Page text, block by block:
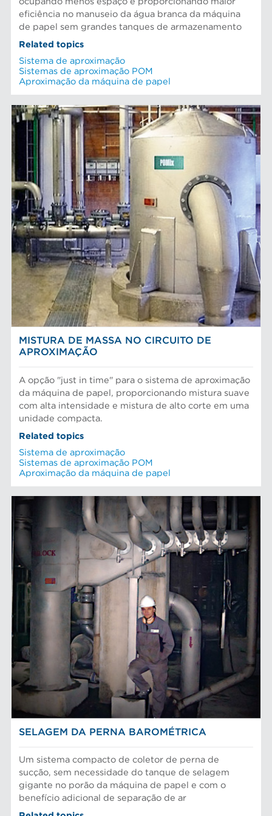
eficiência no manuseio da água branca da máquina
de papel sem grandes tanques de armazenamento
Related topics
Sistema de aproximação
Sistemas de aproximação POM
Aproximação da máquina de papel
MISTURA DE MASSA NO CIRCUITO DE
APROXIMAÇÃO
A opção "just in time" para o sistema de aproximação
da máquina de papel, proporcionando mistura suave
com alta intensidade e mistura de alto corte em uma
unidade compacta.
Related topics
Sistema de aproximação
Sistemas de aproximação POM
Aproximação da máquina de papel
SELAGEM DA PERNA BAROMÉTRICA
Um sistema compacto de coletor de perna de
sucção, sem necessidade do tanque de selagem
gigante no porão da máquina de papel e com o
benefício adicional de separação de ar